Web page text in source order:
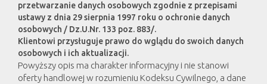
przetwarzanie danych osobowych zgodnie z przepisami
ustawy z dnia 29 sierpnia 1997 roku o ochronie danych
osobowych / Dz.U.Nr. 133 poz. 883/.
Klientowi przysługuje prawo do wglądu do swoich danych
osobowych i ich aktualizacji.
Powyższy opis ma charakter informacyjny i nie stanowi
oferty handlowej w rozumieniu Kodeksu Cywilnego, a dane